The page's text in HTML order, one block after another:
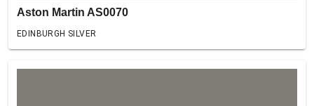
Aston Martin AS0070
EDINBURGH SILVER